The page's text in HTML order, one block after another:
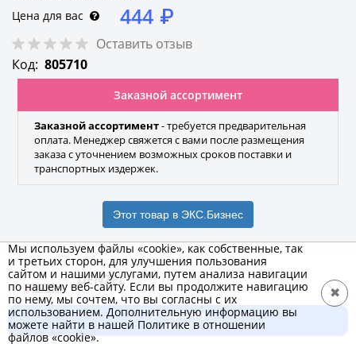
Цена для вас
444 ₽
Оставить отзыв
Код: 805710
Заказной ассортимент
Заказной ассортимент- требуется предварительная
оплата. Менеджер свяжется с вами после размещения
заказа с уточнением возможных сроков поставки и
транспортных издержек.
Этот товар в ЭКС.Бизнес
DENZEL
Бренд
В корзину
444 ₽
Мы используем файлы «cookie», как собственные, так
и третьих сторон, для улучшения пользования
сайтом и нашими услугами, путем анализа навигации
по нашему веб-сайту. Если вы продолжите навигацию
по нему, мы сочтем, что вы согласны с их
использованием. Дополнительную информацию вы
можете найти в нашей Политике в отношении
файлов «cookie».
✖